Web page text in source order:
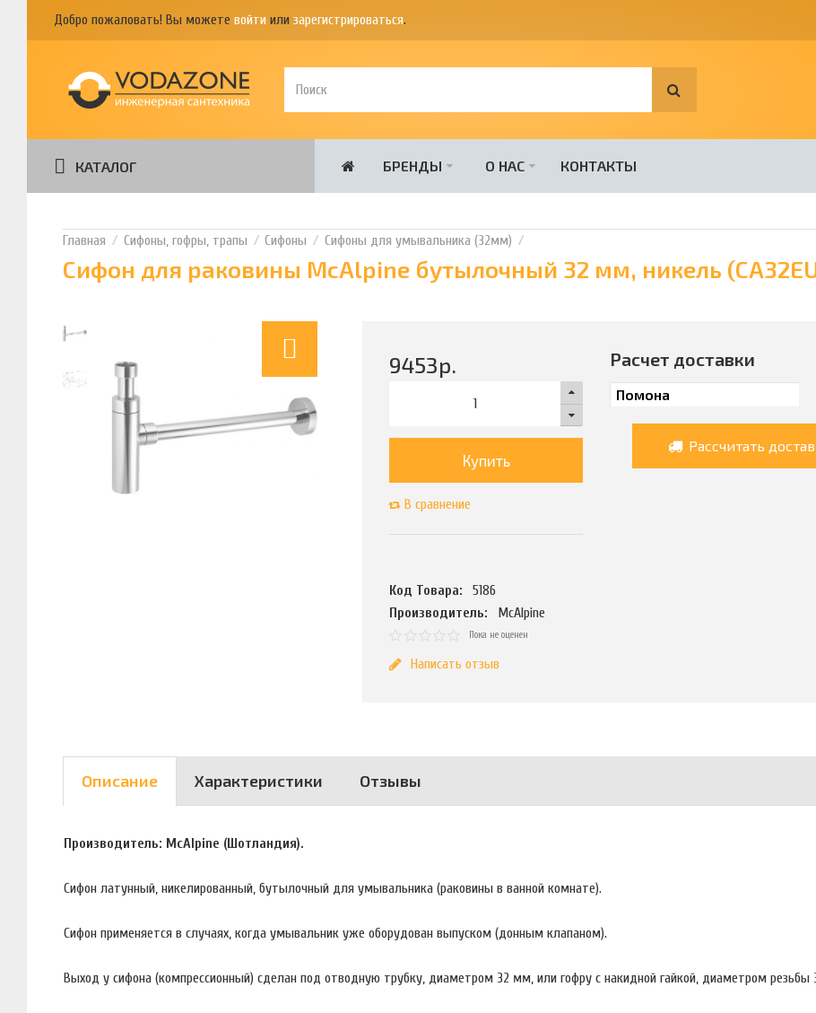
Добро пожаловать! Вы можете войти или зарегистрироваться.
КАТАЛОГ БРЕНДЫ О НАС КОНТАКТЫ
Сифоны, гофры, трапы Сифоны Сифоны для умывальника (32мм)
Сифон для раковины McAlpine бутылочный 32 мм, никель
9453р.
Купить
В сравнение
Код Товара:
5186
Производитель:
McAlpine
Пока не оценен
Написать отзыв
Расчет доставки
Рассчитать
Описание Характеристики Отзывы
Производитель: McAlpine (Шотландия).
Сифон латунный, никелированный, бутылочный для умывальника (раковины в ванной комнате).
Сифон применяется в случаях, когда умывальник уже оборудован выпуском (донным клапаном).
Выход у сифона (компрессионный) сделан под отводную трубку, диаметром 32 мм, или гофру с накидной гайкой, диаметром резьбы